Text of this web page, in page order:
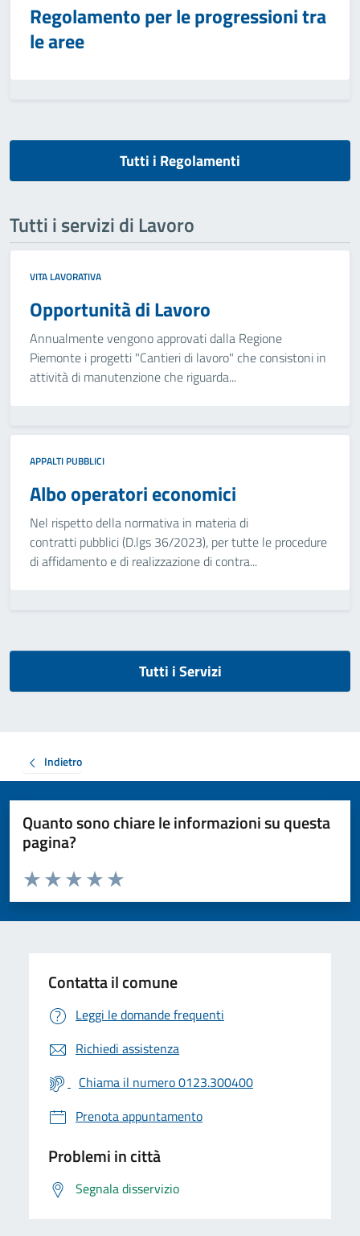
Regolamento per le progressioni tra
le aree
Tutti i Regolamenti
Tutti i servizi di Lavoro
VITA LAVORATIVA
Opportunità di Lavoro
Annualmente vengono approvati dalla Regione
Piemonte i progetti "Cantieri di lavoro" che consistoni in
attività di manutenzione che riguarda...
APPALTI PUBBLICI
Albo operatori economici
Nel rispetto della normativa in materia di
contratti pubblici (D.lgs 36/2023), per tutte le procedure
di affidamento e di realizzazione di contra...
Tutti i Servizi
Indietro
Quanto sono chiare le informazioni su questa
pagina?
Valuta da 1 a 5 stelle la pagina
Valuta 5 stelle su 5
Valuta 4 stelle su 5
Valuta 3 stelle su 5
Valuta 2 stelle su 5
Valuta 1 stelle su 5
Contatta il comune
Leggi le domande frequenti
Richiedi assistenza
Chiama il numero 0123.300400
Prenota appuntamento
Problemi in città
Segnala disservizio